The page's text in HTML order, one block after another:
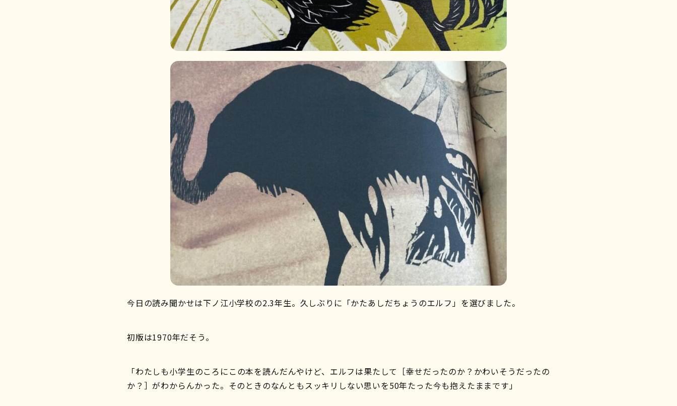
今日の読み聞かせは下ノ江小学校の2.3年生。久しぶりに「かたあしだちょうのエルフ」を選びました。
初版は1970年だそう。
「わたしも小学生のころにこの本を読んだんやけど、エルフは果たして［幸せだったのか？かわいそうだったの
か？］がわからんかった。そのときのなんともスッキリしない思いを50年たった今も抱えたままです」